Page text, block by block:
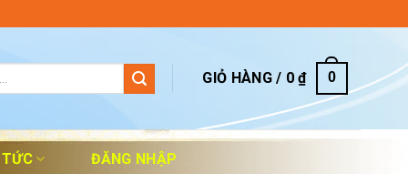
GIỎ HÀNG / 0₫ 0
ĐĂNG NHẬP